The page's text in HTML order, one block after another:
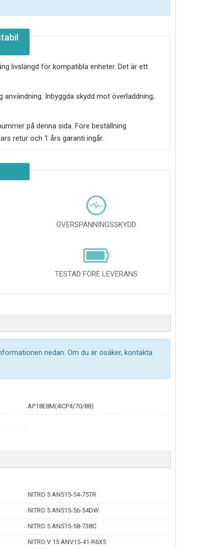
livslängd för kompatibla enheter. Det är ett
Inbyggda skydd mot överladdning,
på denna sida. Före beställning
retur och 1 års garanti ingår.
ÖVERSPÄNNINGSSKYDD
TESTAD FÖRE LEVERANS
nedan. Om du är osäker, kontakta
AP18E8M(4ICP4/70/88)
NITRO 5 AN515-54-75TR
NITRO 5 AN515-56-54DW
NITRO 5 AN515-58-738C
NITRO V 15 ANV15-41-R6X5